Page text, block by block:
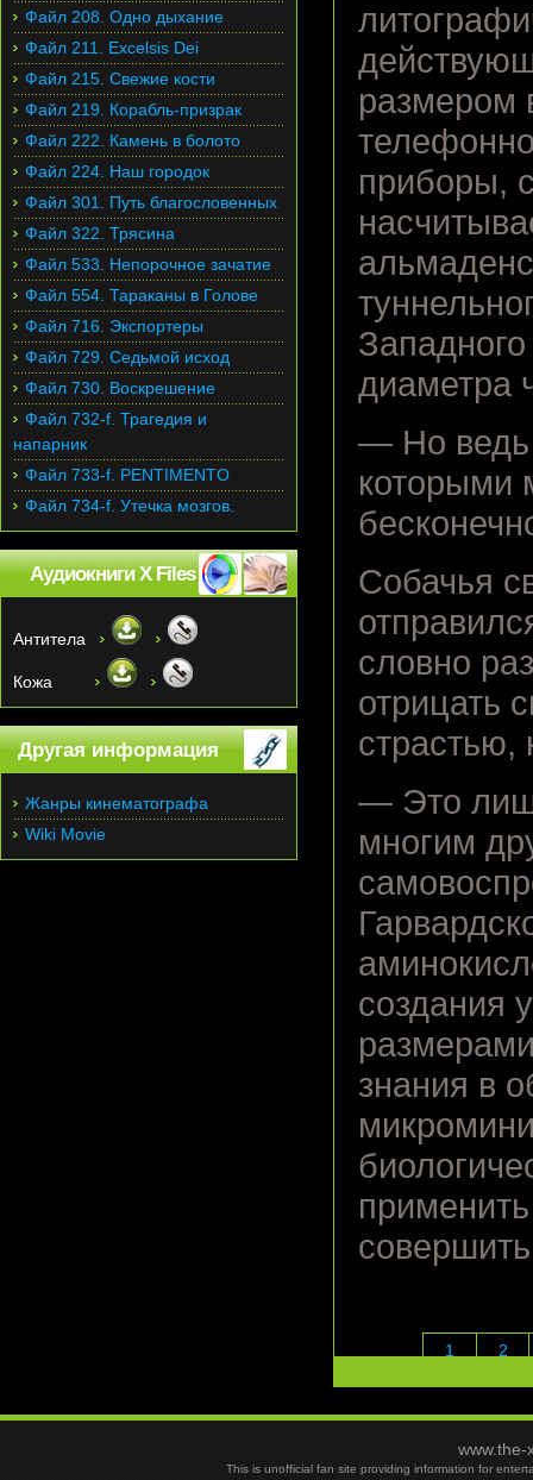
размером
приборы,
диаметра
— Но ведь
которыми
Собачья
словно
отрицать
страстью,
— Это
многим
создания
знания в
1 2
Файл 208. Одно дыхание
Файл 211. Excelsis Dei
Файл 215. Свежие кости
Файл 219. Корабль-призрак
Файл 222. Камень в болото
Файл 224. Наш городок
Файл 301. Путь благословенных
Файл 322. Трясина
Файл 533. Непорочное зачатие
Файл 554. Тараканы в Голове
Файл 716. Экспортеры
Файл 729. Седьмой исход
Файл 730. Воскрешение
Файл 732-f. Трагедия и
напарник
Файл 733-f. PENTIMENTO
Файл 734-f. Утечка мозгов.
Аудиокниги X Files
Антитела
Кожа
Другая информация
Жанры кинематографа
Wiki Movie
This is unofficial fan site providing information for